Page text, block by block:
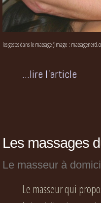
les gestes dans le massage (image :
...lire l'article
Les massages
Le masseur à
Le masseur qui